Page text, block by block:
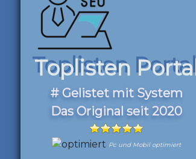
Toplisten Portal
# Gelistet mit System
Das Original seit 2020
Pc und Mobil optimiert